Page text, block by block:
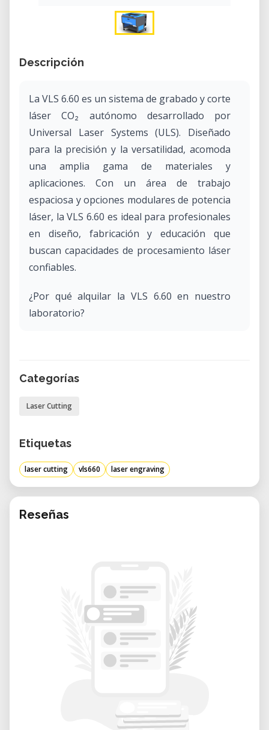
Descripción
La VLS 6.60 es un sistema de grabado y corte
láser CO₂ autónomo desarrollado por
Universal Laser Systems (ULS). Diseñado
para la precisión y la versatilidad, acomoda
una amplia gama de materiales y
aplicaciones. Con un área de trabajo
espaciosa y opciones modulares de potencia
láser, la VLS 6.60 es ideal para profesionales
en diseño, fabricación y educación que
buscan capacidades de procesamiento láser
confiables.
¿Por qué alquilar la VLS 6.60 en nuestro
laboratorio?
Es una excelente opción para proyectos que
• Soporte de expertos: Nuestro personal
experimentado asiste en la configuración,
operación y solución de problemas para
garantizar resultados óptimos.
• Reserva flexible: Reserve el equipo según el
para compartir conocimientos y técnicas.
• Acceso rentable: Utilice equipos láser de
alta gama sin la carga financiera de la
• Equipo bien mantenido: Nuestra VLS 6.60
Categorías
Laser Cutting
Etiquetas
laser cutting vls660 laser engraving
Reseñas